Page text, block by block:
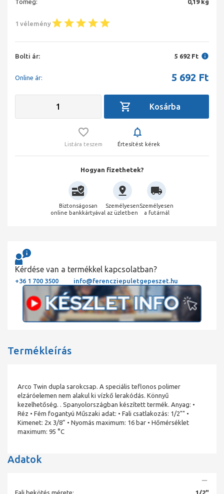
Tömeg:
0,19 kg
1 vélemény
Bolti ár: 5 692 Ft
Online ár: 5 692 Ft
Listára teszem Értesítést kérek
Hogyan fizethetek?
Biztonságosan
online bankkártyával
Személyesen
az üzletben
Személyesen
a futárnál
Kérdése van a termékkel kapcsolatban?
+36 1 700 3500 info@ferencziepuletgepeszet.hu
Termékleírás
Arco Twin dupla sarokcsap. A speciális teflonos polimer
elzáróelemen nem alakul ki vízkő lerakódás. Könnyű
kezelhetőség. . Spanyolországban készített termék. Anyag: •
Réz • Fém fogantyú Műszaki adat: • Fali csatlakozás: 1/2"" •
Kimenet: 2x 3/8” • Nyomás maximum: 16 bar • Hőmérséklet
maximum: 95 °C
Adatok
Fali bekötés mérete:
1/2"